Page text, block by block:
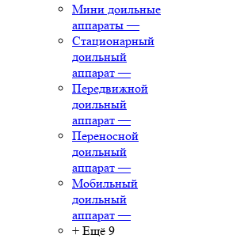
Мини доильные
аппараты —
Стационарный
доильный
аппарат —
Передвижной
доильный
аппарат —
Переносной
доильный
аппарат —
Мобильный
доильный
аппарат —
+ Ещё 9